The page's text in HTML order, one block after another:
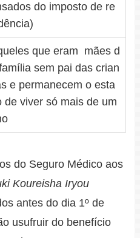
do imposto de re
que eram mães d
sem pai das crian
e permanecem o esta
de viver só mais de um
do Seguro Médico aos
Koureisha Iryou
antes do dia 1º de
usufruir do benefício